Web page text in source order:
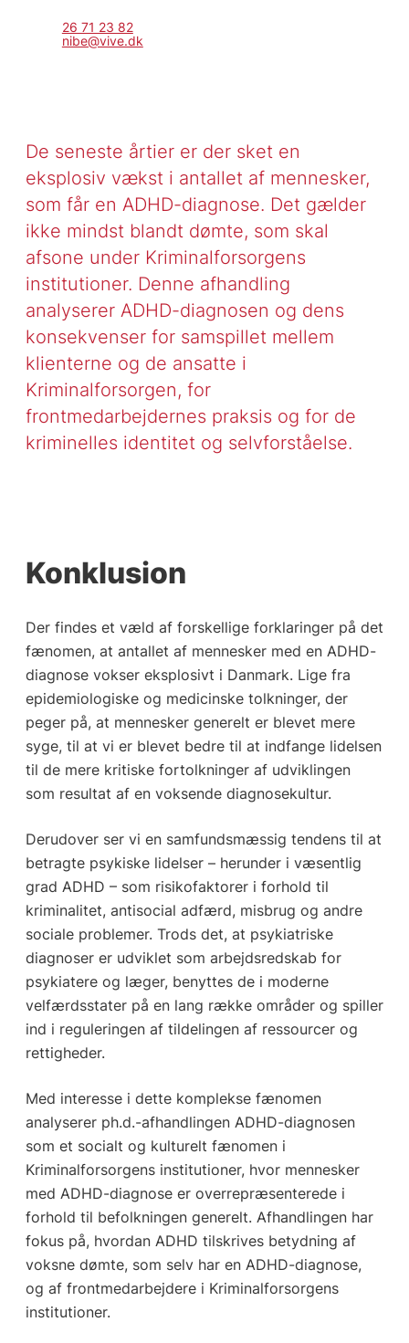
26 71 23 82
nibe@vive.dk
De seneste årtier er der sket en
eksplosiv vækst i antallet af mennesker,
som får en ADHD-diagnose. Det gælder
ikke mindst blandt dømte, som skal
afsone under Kriminalforsorgens
institutioner. Denne afhandling
analyserer ADHD-diagnosen og dens
konsekvenser for samspillet mellem
klienterne og de ansatte i
Kriminalforsorgen, for
frontmedarbejdernes praksis og for de
kriminelles identitet og selvforståelse.
Konklusion
Der findes et væld af forskellige forklaringer på det
fænomen, at antallet af mennesker med en ADHD-
diagnose vokser eksplosivt i Danmark. Lige fra
epidemiologiske og medicinske tolkninger, der
peger på, at mennesker generelt er blevet mere
syge, til at vi er blevet bedre til at indfange lidelsen
til de mere kritiske fortolkninger af udviklingen
som resultat af en voksende diagnosekultur.
Derudover ser vi en samfundsmæssig tendens til at
betragte psykiske lidelser – herunder i væsentlig
grad ADHD – som risikofaktorer i forhold til
kriminalitet, antisocial adfærd, misbrug og andre
sociale problemer. Trods det, at psykiatriske
diagnoser er udviklet som arbejdsredskab for
psykiatere og læger, benyttes de i moderne
velfærdsstater på en lang række områder og spiller
ind i reguleringen af tildelingen af ressourcer og
rettigheder.
Med interesse i dette komplekse fænomen
analyserer ph.d.-afhandlingen ADHD-diagnosen
som et socialt og kulturelt fænomen i
Kriminalforsorgens institutioner, hvor mennesker
med ADHD-diagnose er overrepræsenterede i
forhold til befolkningen generelt. Afhandlingen har
fokus på, hvordan ADHD tilskrives betydning af
voksne dømte, som selv har en ADHD-diagnose,
og af frontmedarbejdere i Kriminalforsorgens
institutioner.